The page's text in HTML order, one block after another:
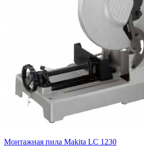
Монтажная пила Makita LC 1230